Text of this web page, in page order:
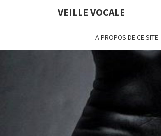
VEILLE VOCALE
A PROPOS DE CE SITE